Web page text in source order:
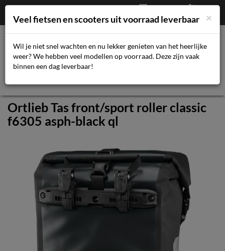
€0,00
Afrekenen
Mijn account
Ortlieb Tas front/sport roller classic
f6305 asph-black ql
×
Veel fietsen en scooters uit voorraad leverbaar
Wil je niet snel wachten en nu lekker genieten van het heerlijke
weer? We hebben veel modellen op voorraad. Deze zijn vaak
binnen een dag leverbaar!